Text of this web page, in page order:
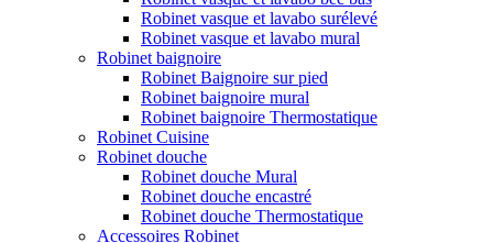
Robinet vasque et lavabo surélevé
Robinet vasque et lavabo mural
Robinet baignoire
Robinet Baignoire sur pied
Robinet baignoire mural
Robinet baignoire Thermostatique
Robinet Cuisine
Robinet douche
Robinet douche Mural
Robinet douche encastré
Robinet douche Thermostatique
Accessoires Robinet